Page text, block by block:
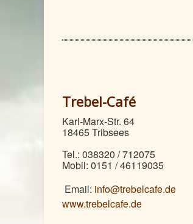
Trebel-Café
Karl-Marx-Str. 64
18465 Tribsees
Tel.: 038320 / 712075
Mobil: 0151 / 46119035
Email: info@trebelcafe.de
www.trebelcafe.de